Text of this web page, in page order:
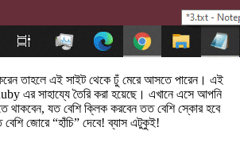
তাহলে এই সাইট থেকে ঢুঁ মেরে আসতে পারেন। এই
এর সাহায্যে তৈরি করা হয়েছে। এখানে এসে আপনি
থাকবেন, যত বেশি ক্লিক করবেন তত বেশি স্কোর হবে
জোরে “হাঁচি” দেবে! ব্যাস এটুকুই!